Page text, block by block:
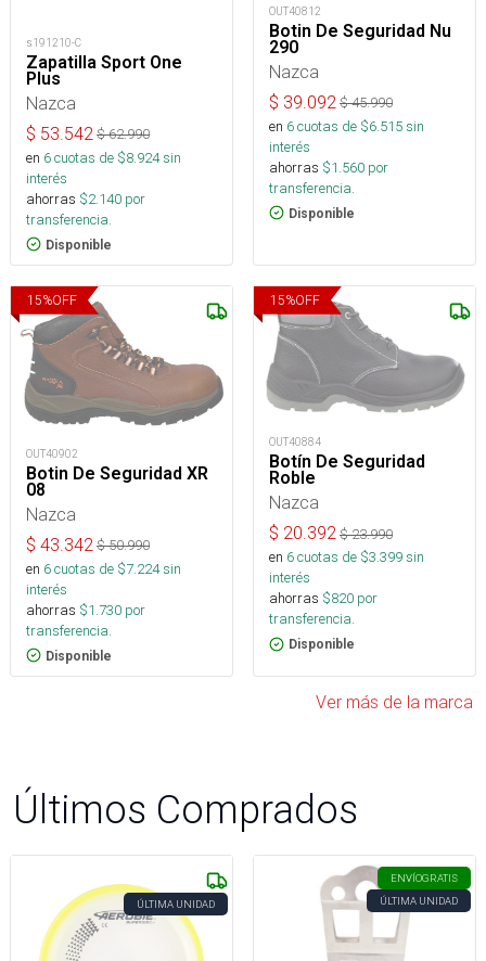
s191210-C
Zapatilla Sport One
Plus
Nazca
$ 53.542 $62.990
en 6cuotas de $8.924sin
interés
ahorras $2.140 por
transferencia.
Disponible
OUT40812
Botin De Seguridad Nu
290
Nazca
$ 39.092 $45.990
en 6cuotas de $6.515sin
interés
ahorras $1.560 por
transferencia.
Disponible
15%OFF
OUT40902
Botin De Seguridad XR
08
Nazca
$ 43.342 $50.990
en 6cuotas de $7.224sin
interés
ahorras $1.730 por
transferencia.
Disponible
15%OFF
OUT40884
Botín De Seguridad
Roble
Nazca
$ 20.392 $23.990
en 6cuotas de $3.399sin
interés
ahorras $820 por
transferencia.
Disponible
Ver más de la marca
Últimos Comprados
ÚLTIMA UNIDAD
ENVÍOGRATIS
ÚLTIMA UNIDAD